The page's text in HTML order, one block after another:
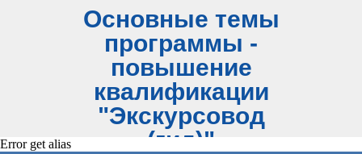
Основные темы
программы -
повышение
квалификации
"Экскурсовод
(гид)"
Error get alias